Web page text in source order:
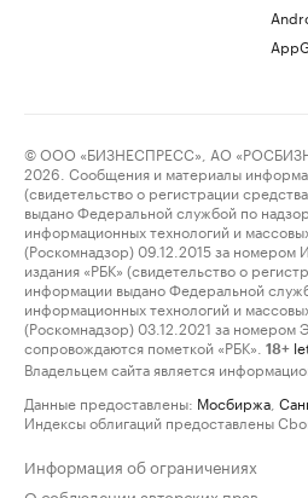
© ООО «БИЗНЕСПРЕСС», АО
2026. Сообщения и материалы
(свидетельство о регистрации
выдано Федеральной службой по
информационных технологий и
(Роскомнадзор) 09.12.2015 за
издания «РБК» (свидетельство о
информации выдано Федеральной
информационных технологий и
(Роскомнадзор) 03.12.2021 за
сопровождаются пометкой «РБК».
18+
Владельцем сайта является
Данные предоставлены: Мосбиржа
Индексы облигаций предоставлены
Информация об ограничениях